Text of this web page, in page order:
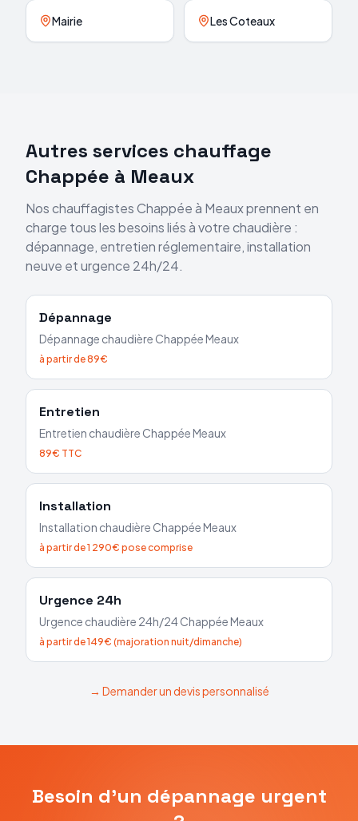
Mairie Les Coteaux
Autres services chauffage
Chappée à Meaux
Nos chauffagistesChappéeà Meauxprennent en
charge tous les besoins liés à votre chaudière :
dépannage, entretien réglementaire, installation
neuve et urgence 24h/24.
Dépannage
Dépannage chaudière ChappéeMeaux
à partir de 89€
Entretien
Entretien chaudière ChappéeMeaux
89€ TTC
Installation
Installation chaudière ChappéeMeaux
à partir de 1 290€ pose comprise
Urgence 24h
Urgence chaudière 24h/24ChappéeMeaux
à partir de 149€ (majoration nuit/dimanche)
→ Demander un devis personnalisé
Besoin d'un dépannage urgent